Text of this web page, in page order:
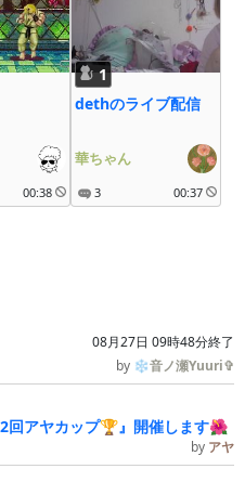
00:38
1
dethのライブ配信
華ちゃん
3 00:37
08月27日 09時48分終了
by ❄音ノ瀬Yuuri✞
回アヤカップ🏆』開催します🌺
by アヤ